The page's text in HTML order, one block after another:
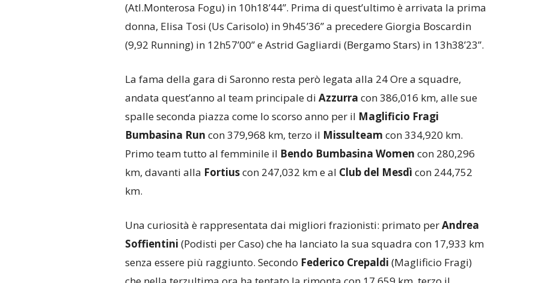
(Atl.Monterosa Fogu) in 10h18’44”. Prima di quest’ultimo è arrivata la prima
donna, Elisa Tosi (Us Carisolo) in 9h45’36” a precedere Giorgia Boscardin
(9,92 Running) in 12h57’00” e Astrid Gagliardi (Bergamo Stars) in 13h38’23”.
La fama della gara di Saronno resta però legata alla 24 Ore a squadre,
andata quest’anno al team principale di Azzurra con 386,016 km, alle sue
spalle seconda piazza come lo scorso anno per il Maglificio Fragi
Bumbasina Run con 379,968 km, terzo il Missulteam con 334,920 km.
Primo team tutto al femminile il Bendo Bumbasina Women con 280,296
km, davanti alla Fortiuscon 247,032 km e al Club del Mesdì con 244,752
km.
Una curiosità è rappresentata dai migliori frazionisti: primato perAndrea
Soffientini (Podisti per Caso) che ha lanciato la sua squadra con 17,933 km
senza essere più raggiunto. Secondo Federico Crepaldi (Maglificio Fragi)